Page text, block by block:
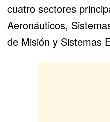
cuatro sectores
Aeronáuticos,
de Misión y Sistemas